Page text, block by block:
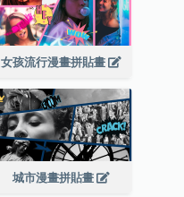
女孩流行漫畫拼貼畫
城市漫畫拼貼畫